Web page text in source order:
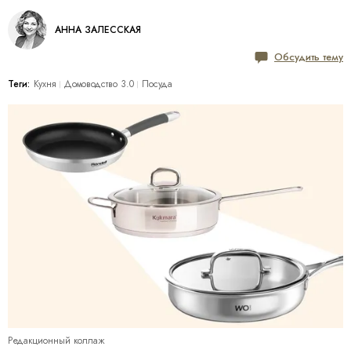
АННА ЗАЛЕССКАЯ
Обсудить тему
Теги: Кухня Домоводство 3.0 Посуда
Редакционный коллаж